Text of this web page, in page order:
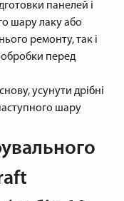
панелей і
шару лаку або
ремонту, так і
обробки перед
усунути дрібні
шару